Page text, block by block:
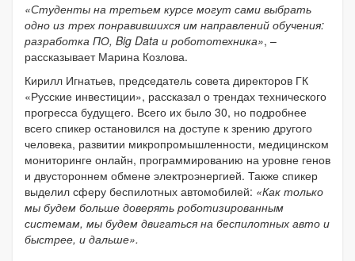
«Студенты на третьем курсе могут сами выбрать
одно из трех понравившихся им направлений обучения:
разработка ПО, Big Data и робототехника», –
рассказывает Марина Козлова.
Кирилл Игнатьев, председатель совета директоров ГК
«Русские инвестиции», рассказал о трендах технического
прогресса будущего. Всего их было 30, но подробнее
всего спикер остановился на доступе к зрению другого
человека, развитии микропромышленности, медицинском
мониторинге онлайн, программированию на уровне генов
и двустороннем обмене электроэнергией. Также спикер
выделил сферу беспилотных автомобилей: «Как только
мы будем больше доверять роботизированным
системам, мы будем двигаться на беспилотных авто и
быстрее, и дальше».